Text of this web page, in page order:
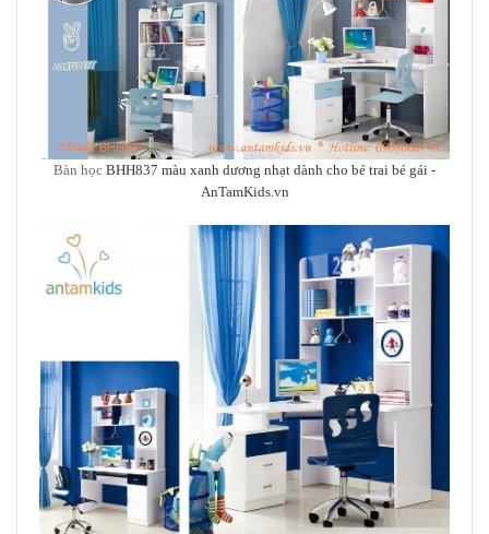
Bàn học BHH837 màu xanh dương nhạt dành cho bé trai bé gái -
AnTamKids.vn